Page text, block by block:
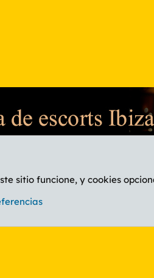
sitio funcione, y cookies